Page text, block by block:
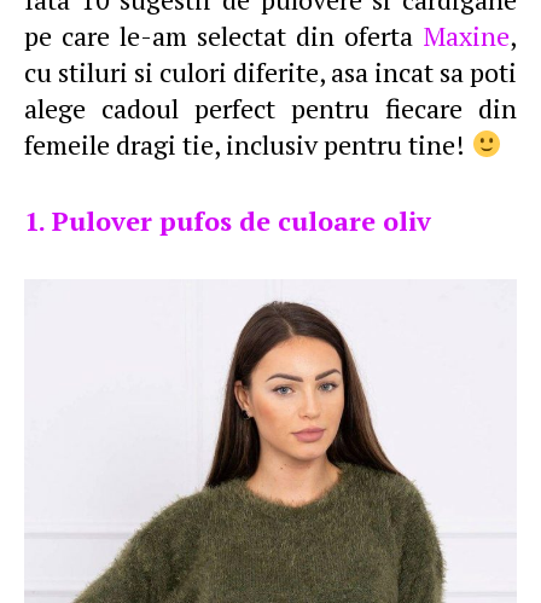
pe care le-am selectat din oferta Maxine,
cu stiluri si culori diferite, asa incat sa poti
alege cadoul perfect pentru fiecare din
femeile dragi tie, inclusiv pentru tine!
1. Pulover pufos de culoare oliv